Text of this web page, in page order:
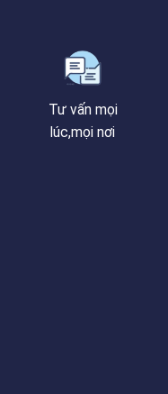
Tư vấn mọi
lúc,mọi nơi